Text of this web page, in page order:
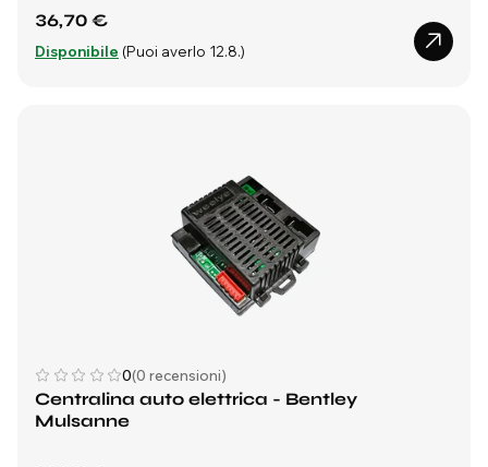
36,70 €
Disponibile (Puoi averlo 12.8.)
0(0 recensioni)
Centralina auto elettrica - Bentley
Mulsanne